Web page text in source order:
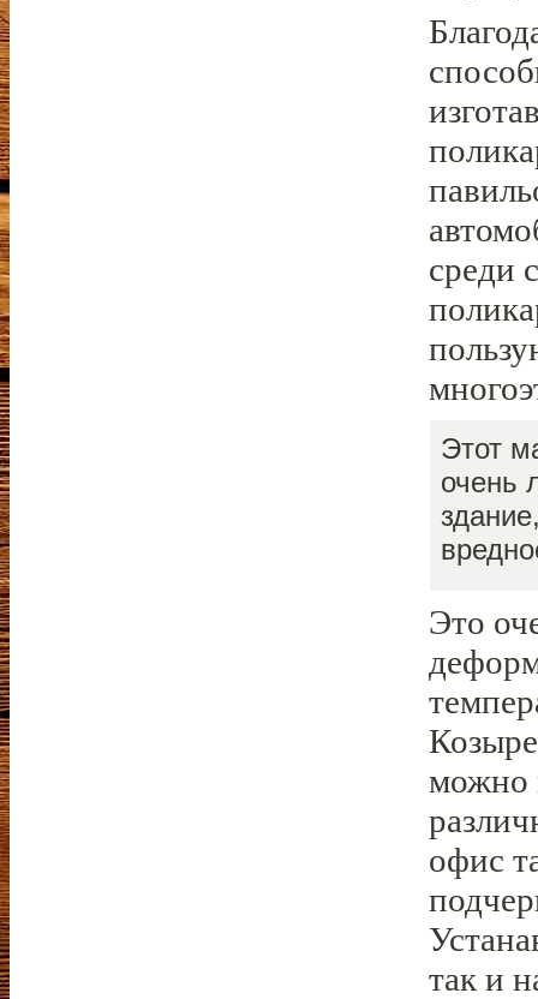
среди
Этот
очень
Это
можно
офис
так и